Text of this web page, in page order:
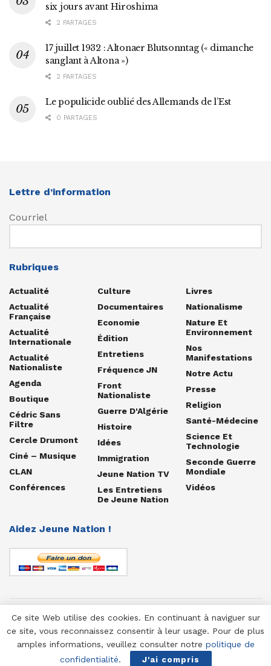
six jours avant Hiroshima
2 PARTAGES
17 juillet 1932 : Altonaer Blutsonntag (« dimanche
sanglant à Altona »)
2 PARTAGES
Le populicide oublié des Allemands de l’Est
0 PARTAGES
Lettre d’information
Courriel
Rubriques
Actualité
Actualité
Française
Actualité
Internationale
Actualité
Nationaliste
Agenda
Boutique
Cédric Sans
Filtre
Cercle Drumont
Ciné – Musique
CLAN
Conférences
Culture
Documentaires
Economie
Édition
Entretiens
Fréquence JN
Front
Nationaliste
Guerre D'Algérie
Histoire
Idées
Immigration
Jeune Nation TV
Les Entretiens
De Jeune Nation
Livres
Nationalisme
Nature Et
Environnement
Nos
Manifestations
Notre Actu
Presse
Religion
Santé-Médecine
Science Et
Technologie
Seconde Guerre
Mondiale
Vidéos
Aidez Jeune Nation !
© 1958-2025 Jeune Nation
Ce site Web utilise des cookies. En continuant à naviguer sur
ce site, vous reconnaissez consentir à leur usage. Pour de plus
amples informations, veuillez consulter notre politique de
confidentialité. J'ai compris